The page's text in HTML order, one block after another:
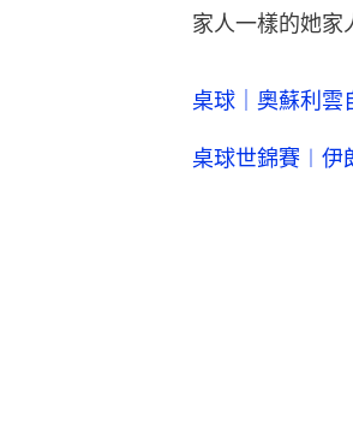
家人一樣的她家
桌球｜奧蘇利
桌球世錦賽︱